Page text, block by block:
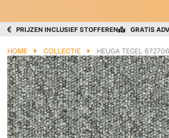
PRIJZEN INCLUSIEF STOFFEREN GRATIS
HOME COLLECTIE HEUGA TEGEL